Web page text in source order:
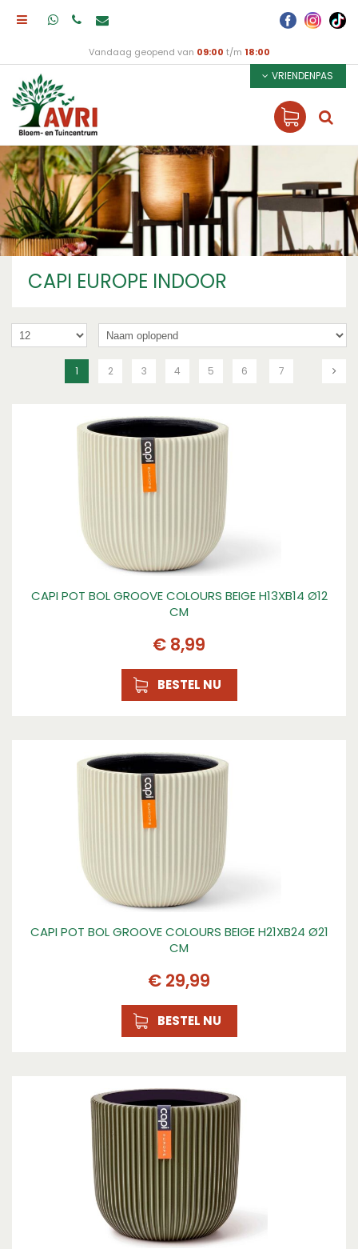
Vandaag geopend van 09:00 t/m 18:00
VRIENDENPAS
CAPI EUROPE INDOOR
1 2 3 4 5 6 7
CAPI POT BOL GROOVE COLOURS BEIGE H13XB14 Ø12
CM
€ 8,99
BESTEL NU
CAPI POT BOL GROOVE COLOURS BEIGE H21XB24 Ø21
CM
€ 29,99
BESTEL NU